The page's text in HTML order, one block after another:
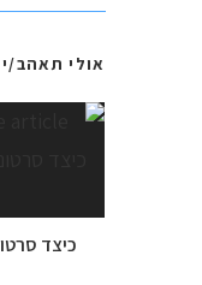
אולי תאהב/
כיצד